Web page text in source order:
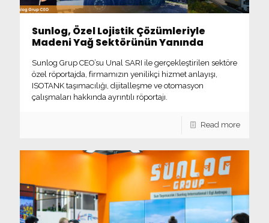
Sunlog, Özel Lojistik Çözümleriyle
Madeni Yağ Sektörünün Yanında
Sunlog Grup CEO’su Unal SARI ile gerçekleştirilen sektöre
özel röportajda, firmamızın yenilikçi hizmet anlayışı,
ISOTANK taşımacılığı, dijitalleşme ve otomasyon
çalışmaları hakkında ayrıntılı röportajı.
Read more